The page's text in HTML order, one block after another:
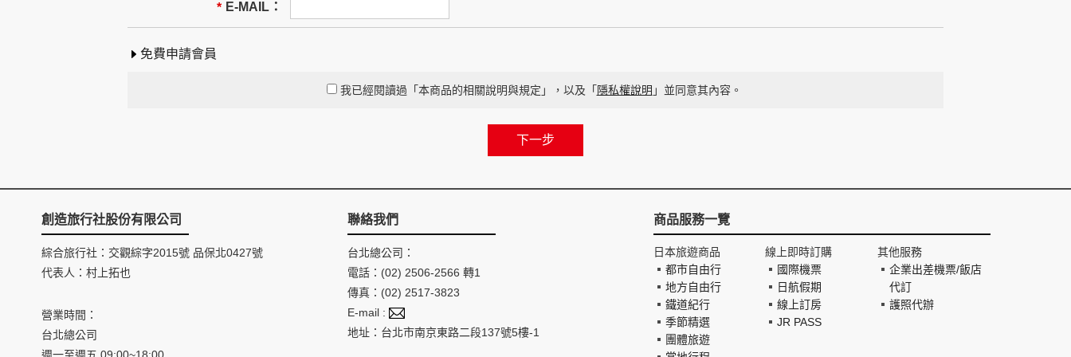
* E-MAIL：
免費申請會員
我已經閱讀過「本商品的相關說明與規定」，以及「 隱私權說明 」並同意其內容。
創造旅行社股份有限公司
綜合旅行社：交觀綜字2015號 品保北0427號
代表人：村上拓也
營業時間：
台北總公司
聯絡我們
台北總公司：
電話：(02) 2506-2566 轉1
傳真：(02) 2517-3823
E-mail :
地址：台北市南京東路二段137號5樓-1
商品服務一覽
日本旅遊商品
都市自由行
地方自由行
鐵道紀行
季節精選
團體旅遊
線上即時訂購
國際機票
日航假期
線上訂房
JR PASS
其他服務
企業出差機票/飯店
代訂
護照代辦